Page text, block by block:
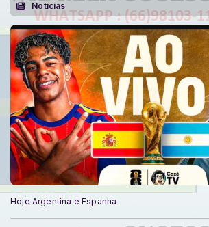
Notícias
19/07/2026 • 15:16
Hoje Argentina e Espanha